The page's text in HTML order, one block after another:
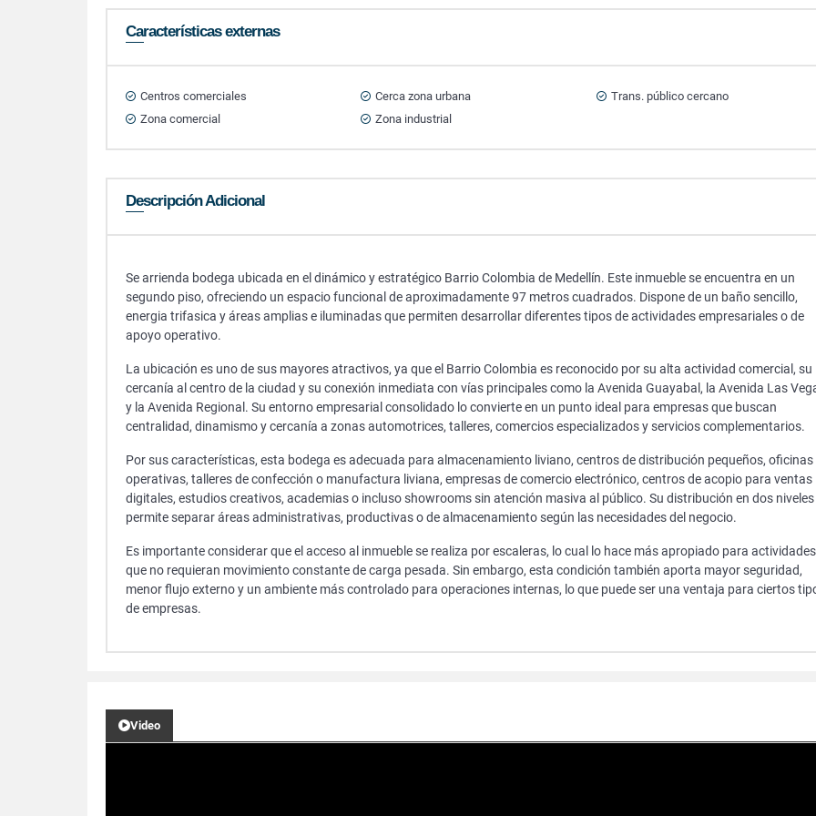
Características externas
Centros comerciales Cerca zona urbana
Trans. público cercano
Zona comercial
Zona industrial
Descripción Adicional
Se arrienda bodega ubicada en el dinámico y estratégico Barrio Colombia de Medellín. Este inmueble se encuentra en un
segundo piso, ofreciendo un espacio funcional de aproximadamente 97 metros cuadrados. Dispone de un baño sencillo,
energia trifasica y áreas amplias e iluminadas que permiten desarrollar diferentes tipos de actividades empresariales o de
apoyo operativo.
La ubicación es uno de sus mayores atractivos, ya que el Barrio Colombia es reconocido por su alta actividad comercial, su
cercanía al centro de la ciudad y su conexión inmediata con vías principales como la Avenida Guayabal, la Avenida Las
y la Avenida Regional. Su entorno empresarial consolidado lo convierte en un punto ideal para empresas que buscan
centralidad, dinamismo y cercanía a zonas automotrices, talleres, comercios especializados y servicios complementarios.
Por sus características, esta bodega es adecuada para almacenamiento liviano, centros de distribución pequeños, oficinas
operativas, talleres de confección o manufactura liviana, empresas de comercio electrónico, centros de acopio para ventas
digitales, estudios creativos, academias o incluso showrooms sin atención masiva al público. Su distribución en dos niveles
permite separar áreas administrativas, productivas o de almacenamiento según las necesidades del negocio.
Es importante considerar que el acceso al inmueble se realiza por escaleras, lo cual lo hace más apropiado para actividades
que no requieran movimiento constante de carga pesada. Sin embargo, esta condición también aporta mayor seguridad,
menor flujo externo y un ambiente más controlado para operaciones internas, lo que puede ser una ventaja para ciertos
de empresas.
Video